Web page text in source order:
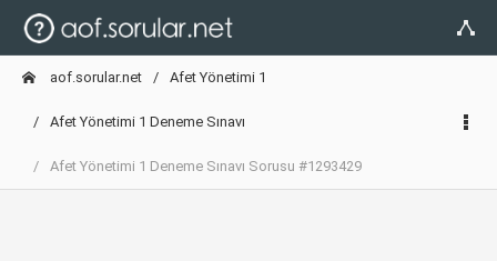
aof.sorular.net Afet Yönetimi 1
Afet Yönetimi 1 Deneme Sınavı
Afet Yönetimi 1 Deneme Sınavı Sorusu #1293429